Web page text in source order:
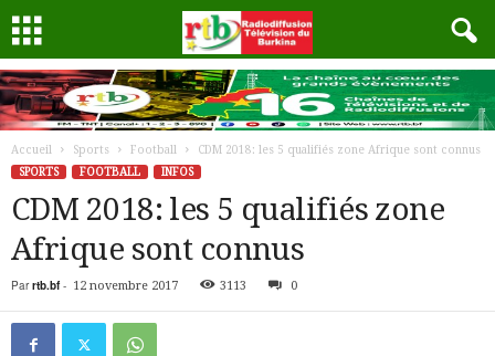
Accueil Sports Football
CDM 2018: les 5 qualifiés zone Afrique sont connus
SPORTS
FOOTBALL INFOS
CDM 2018: les 5 qualifiés zone
Afrique sont connus
Par rtb.bf- 12 novembre 2017 3113 0